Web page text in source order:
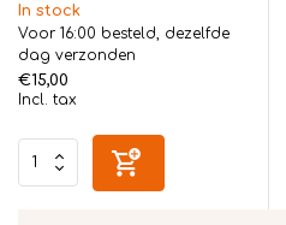
In stock
Voor 16:00 besteld, dezelfde
dag verzonden
€15,00
Incl. tax